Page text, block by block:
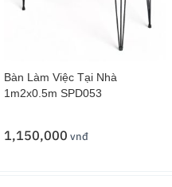
Bàn Làm Việc Tại Nhà
1m2x0.5m SPD053
1,150,000 vnđ